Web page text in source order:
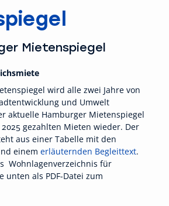
Mietenspiegel
wird alle zwei Jahre von
und Umwelt
aktuelle Hamburger Mietenspiegel
gezahlten Mieten wieder. Der
aus einer Tabelle mit den
einem erläuternden Begleittext.
Wohnlagenverzeichnis für
unten als PDF-Datei zum